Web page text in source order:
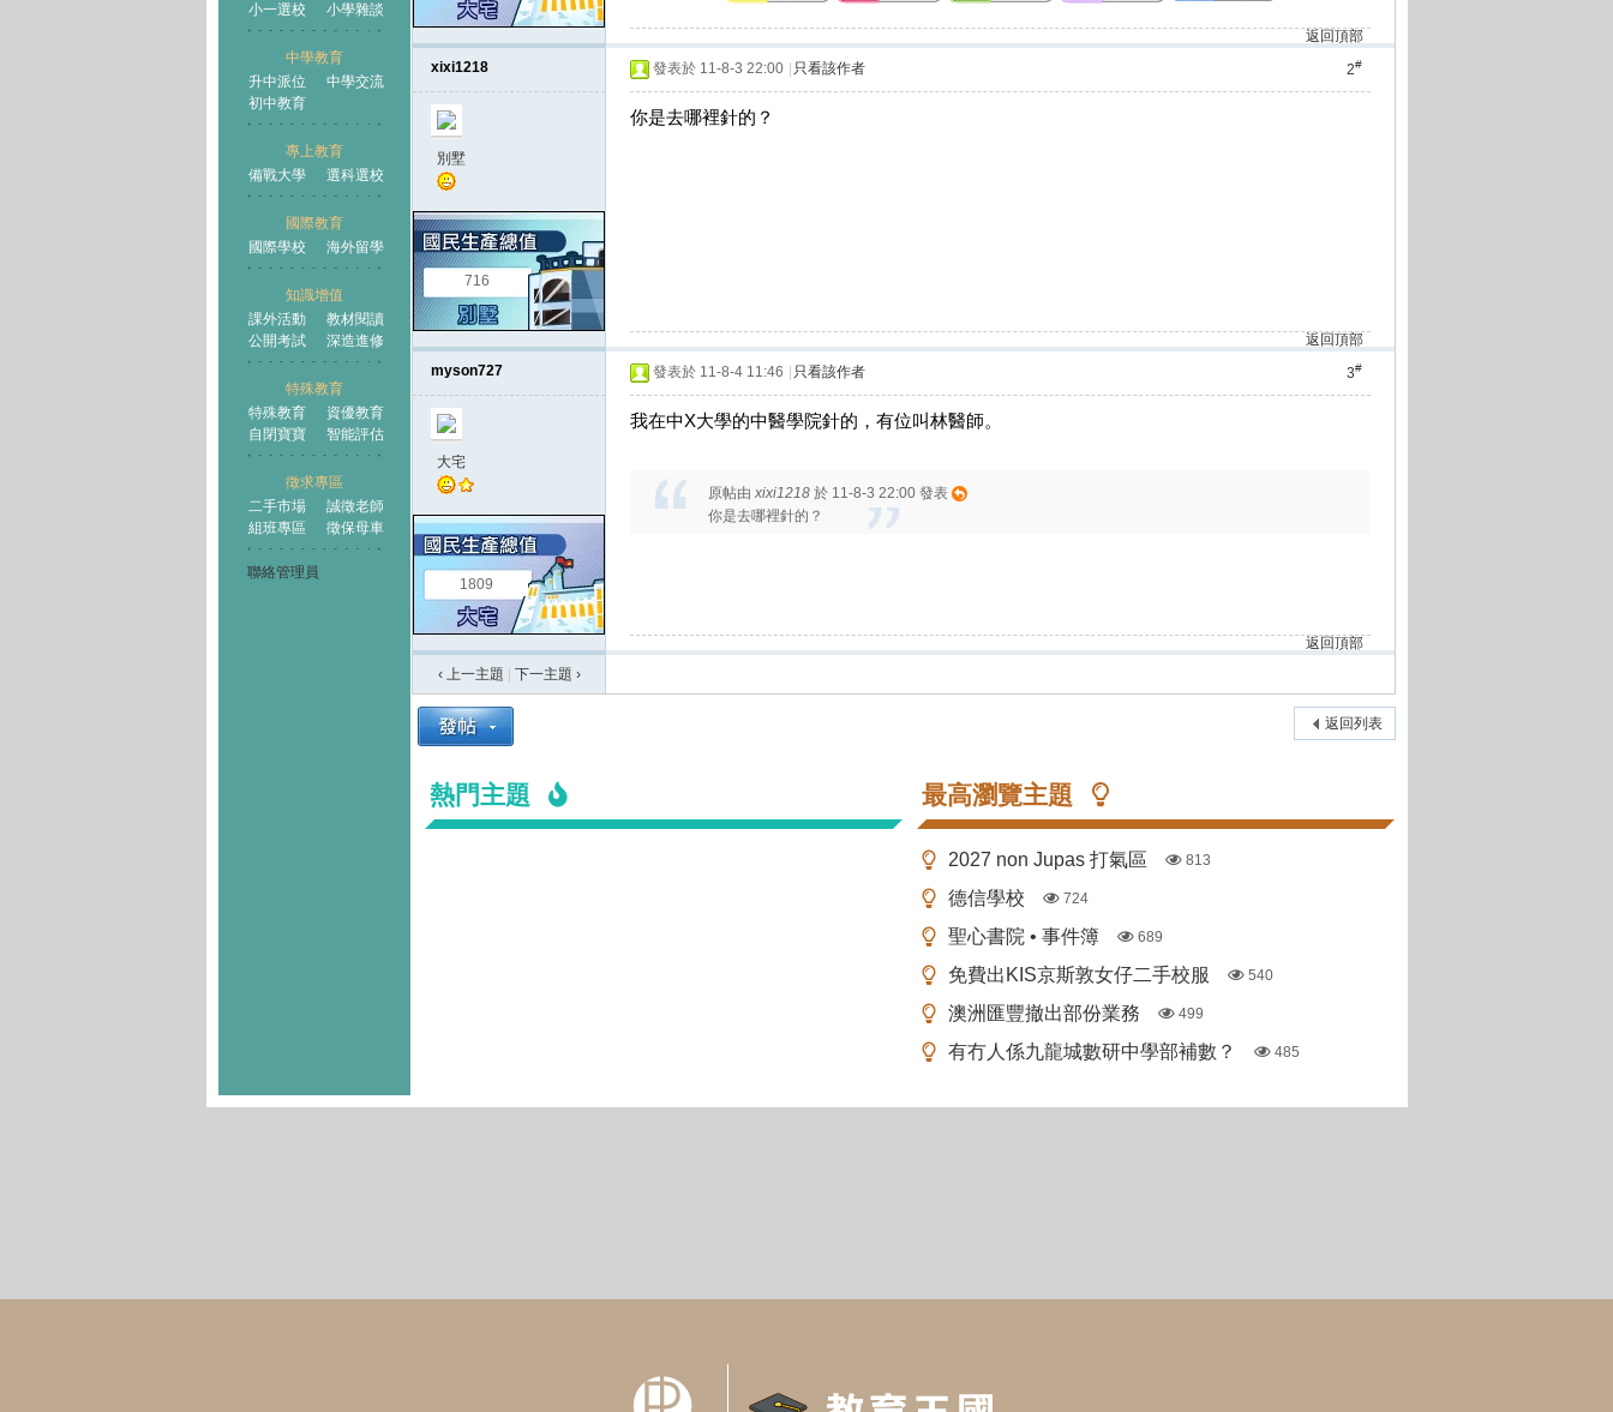
小一選校
小學雜談
中學教育
升中派位
中學交流
初中教育
專上教育
備戰大學
選科選校
國際教育
國際學校
海外留學
知識增值
課外活動
教材閱讀
公開考試
深造進修
特殊教育
特殊教育
資優教育
自閉寶寶
智能評估
徵求專區
二手市場
誠徵老師
組班專區
徵保母車
聯絡管理員
返回頂部
xixi1218
別墅
716
2#
發表於 11-8-3 22:00 只看該作者
你是去哪裡針的？
返回頂部
myson727
大宅
1809
3#
發表於 11-8-4 11:46 只看該作者
我在中X大學的中醫學院針的，有位叫林醫師。
原帖由 xixi1218 於 11-8-3 22:00 發表
你是去哪裡針的？
返回頂部
‹ 上一主題
下一主題 ›
返回列表
熱門主題 最高瀏覽主題
2027 non Jupas 打氣區 813
德信學校 724
聖心書院 • 事件簿 689
免費出KIS京斯敦女仔二手校服 540
澳洲匯豐撤出部份業務 499
有冇人係九龍城數研中學部補數？ 485